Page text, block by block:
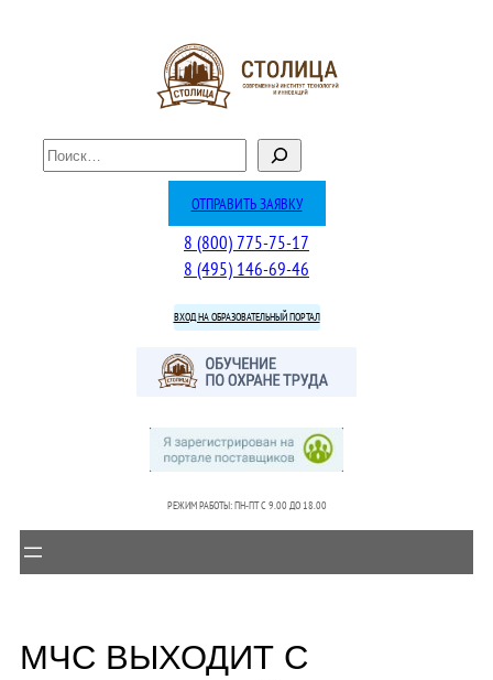
П
о
ОТПРАВИТЬ ЗАЯВКУ
8 (800) 775-75-17
8 (495) 146-69-46
ВХОД НА ОБРАЗОВАТЕЛЬНЫЙ ПОРТАЛ
РЕЖИМ РАБОТЫ: ПН-ПТ C 9.00 ДО 18.00
МЧС ВЫХОДИТ С